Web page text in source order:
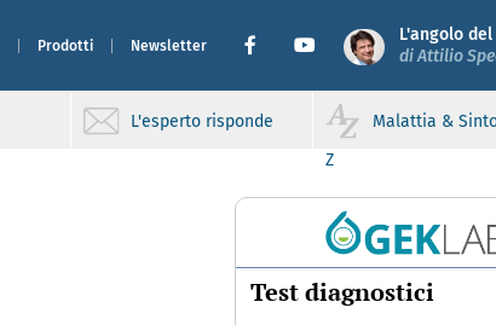
Prodotti Newsletter
L'angolo
di Attilio
L'esperto risponde
Malattia &
Z
Test diagnostici